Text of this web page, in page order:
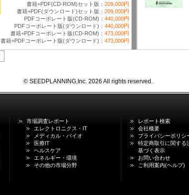
書籍+PDF(CD-ROM)セット版： 209,000円
書籍+PDF(ダウンロード)セット版： 209,000円
PDFコーポレート版(CD-ROM)： 440,000円
PDFコーポレート版(ダウンロード)： 440,000円
書籍+PDFコーポレート版(CD-ROM)： 473,000円
書籍+PDFコーポレート版(ダウンロード)： 473,000円
© SEEDPLANNING,Inc. 2026 All rights reserved.
市場調査レポート
エレクトロニクス・IT
メディカル・バイオ
医療IT
ヘルスケア
エネルギー・環境
その他の市場分野
レポート検索
会社概要
プライバシーポリシ
特定商取引に関する
基づく表示
お問い合わせ
ご利用案内(ヘルプ)